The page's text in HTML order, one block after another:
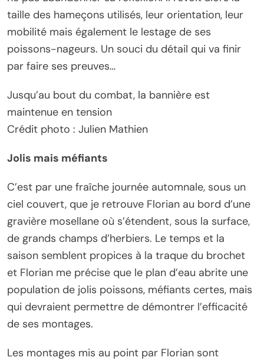
taille des hameçons utilisés, leur orientation, leur
mobilité mais également le lestage de ses
poissons-nageurs. Un souci du détail qui va finir
par faire ses preuves…
Jusqu’au bout du combat, la bannière est
maintenue en tension
Crédit photo : Julien Mathien
Jolis mais méfiants
C’est par une fraîche journée automnale, sous un
ciel couvert, que je retrouve Florian au bord d’une
gravière mosellane où s’étendent, sous la surface,
de grands champs d’herbiers. Le temps et la
saison semblent propices à la traque du brochet
et Florian me précise que le plan d’eau abrite une
population de jolis poissons, méfiants certes, mais
qui devraient permettre de démontrer l’efficacité
de ses montages.
Les montages mis au point par Florian sont